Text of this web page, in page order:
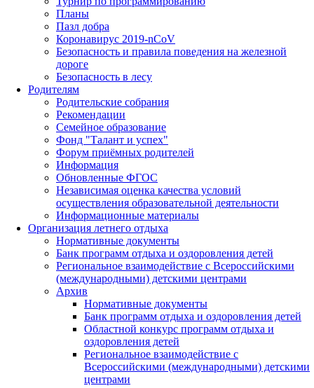
Планы
Пазл добра
Коронавирус 2019-nCoV
Безопасность и правила поведения на железной
дороге
Безопасность в лесу
Родителям
Родительские собрания
Рекомендации
Семейное образование
Фонд "Талант и успех"
Форум приёмных родителей
Информация
Обновленные ФГОС
Независимая оценка качества условий
осуществления образовательной деятельности
Информационные материалы
Организация летнего отдыха
Нормативные документы
Банк программ отдыха и оздоровления детей
Региональное взаимодействие с Всероссийскими
(международными) детскими центрами
Архив
Нормативные документы
Банк программ отдыха и оздоровления детей
Областной конкурс программ отдыха и
оздоровления детей
Региональное взаимодействие с
Всероссийскими (международными) детскими
центрами